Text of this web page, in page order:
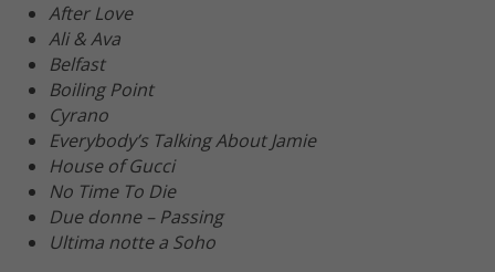
After Love
Ali & Ava
Belfast
Boiling Point
Cyrano
Everybody’s Talking About Jamie
House of Gucci
No Time To Die
Due donne – Passing
Ultima notte a Soho